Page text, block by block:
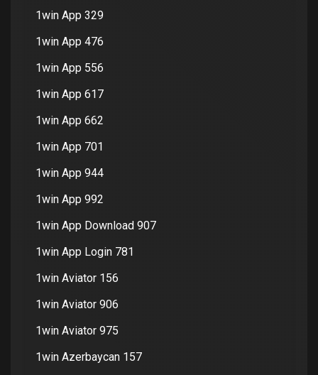
1win App 329
1win App 476
1win App 556
1win App 617
1win App 662
1win App 701
1win App 944
1win App 992
1win App Download 907
1win App Login 781
1win Aviator 156
1win Aviator 906
1win Aviator 975
1win Azerbaycan 157